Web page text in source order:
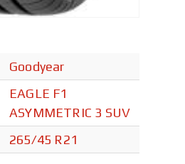
Goodyear
EAGLE F1
ASYMMETRIC 3 SUV
265/45 R21